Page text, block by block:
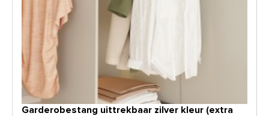
Garderobestang uittrekbaar zilver kleur (extra